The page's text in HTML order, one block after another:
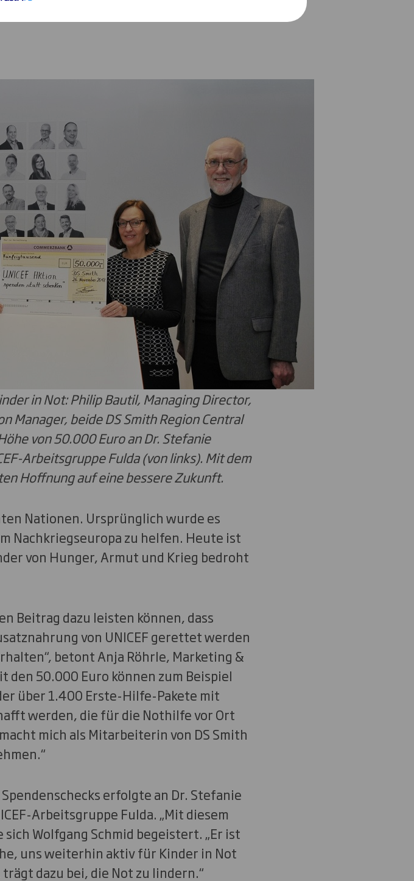
in Not: Philip Bautil, Managing Director,
Manager, beide DS Smith Region Central
von 50.000 Euro an Dr. Stefanie
Arbeitsgruppe Fulda (von links). Mit dem
Hoffnung auf eine bessere Zukunft.
Nationen. Ursprünglich wurde es
Nachkriegseuropa zu helfen. Heute ist
von Hunger, Armut und Krieg bedroht
Beitrag dazu leisten können, dass
von UNICEF gerettet werden
betont Anja Röhrle, Marketing &
den 50.000 Euro können zum Beispiel
über 1.400 Erste-Hilfe-Pakete mit
werden, die für die Nothilfe vor Ort
mich als Mitarbeiterin von DS Smith
erfolgte an Dr. Stefanie
Arbeitsgruppe Fulda. „Mit diesem
sich Wolfgang Schmid begeistert. „Er ist
uns weiterhin aktiv für Kinder in Not
dazu bei, die Not zu lindern.“